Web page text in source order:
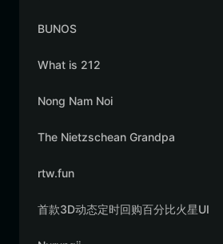
BUNOS
What is 212
Nong Nam Noi
The Nietzschean Grandpa
rtw.fun
首款3D动态定时回购百分比火星UI